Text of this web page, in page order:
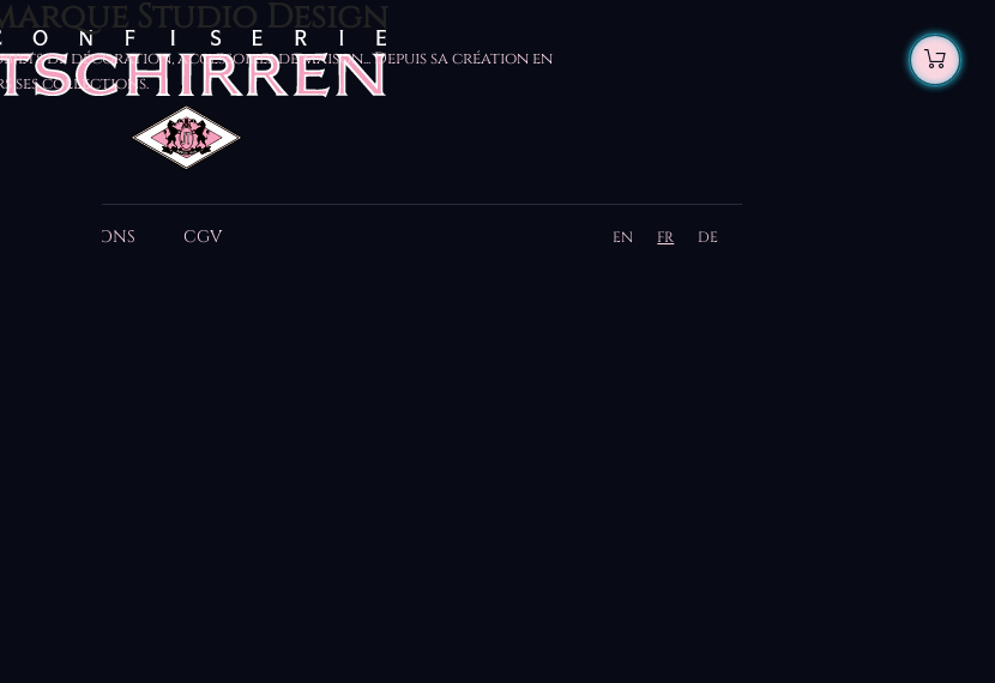
MENTIONS CGV DE
FR
EN
Studio Design
de décoration, accessoires de maison... Depuis sa création en
ses collections.